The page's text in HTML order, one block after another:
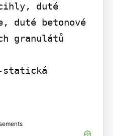
cihly, duté
duté betonové
granulátů
statická